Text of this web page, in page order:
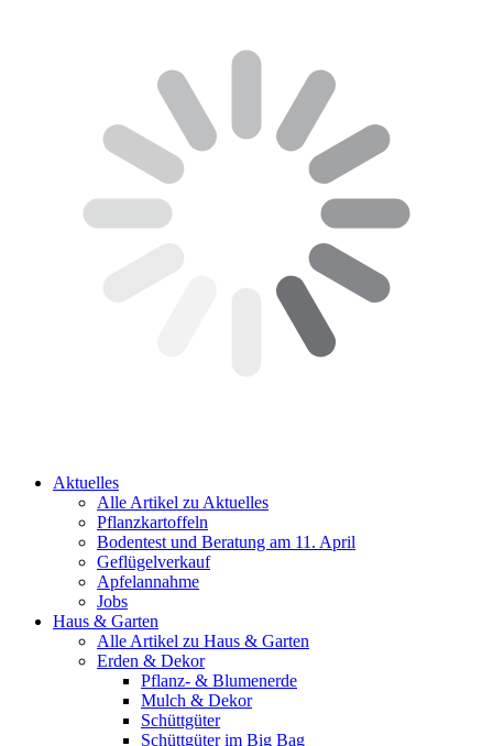
Aktuelles
Alle Artikel zu Aktuelles
Pflanzkartoffeln
Bodentest und Beratung am 11. April
Geflügelverkauf
Apfelannahme
Jobs
Haus & Garten
Alle Artikel zu Haus & Garten
Erden & Dekor
Pflanz- & Blumenerde
Mulch & Dekor
Schüttgüter
Schüttgüter im Big Bag